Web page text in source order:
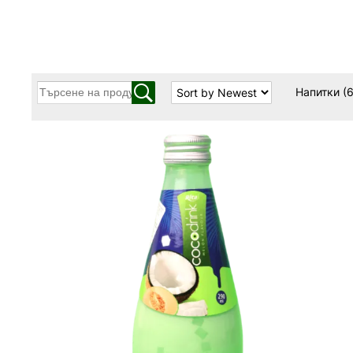
Напитки